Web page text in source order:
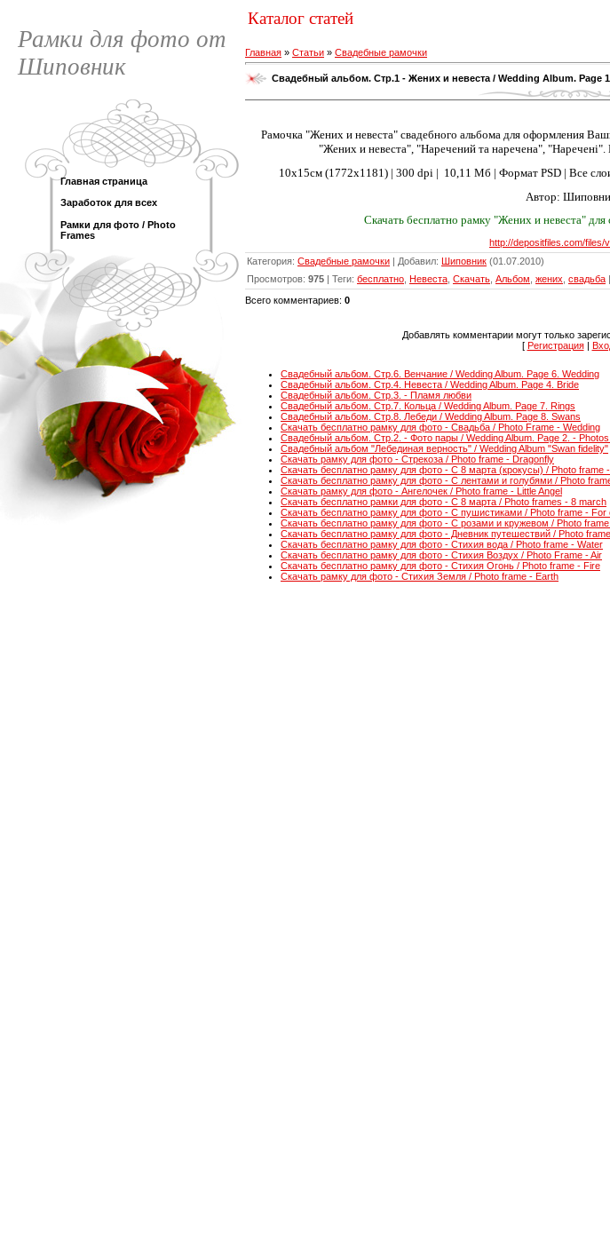
Рамки для фото от
Шиповник
Главная страница
Заработок для всех
Рамки для фото / Photo
Frames
Каталог статей
Главная » Статьи » Свадебные рамочки
Свадебный альбом. Стр.1 - Жених и невеста / Wedding Album. Page
Рамочка "Жених и невеста" свадебного альбома для оформления
"Жених и невеста", "Наречений та наречена",
10х15см (1772х1181) | 300 dpi | 10,11 Мб | Формат PSD | Все
Автор:
Скачать бесплатно рамку "Жених и невеста"
http://depositfiles.com/files/
Категория: Свадебные рамочки | Добавил: Шиповник (01.07.2010)
Просмотров: 975 | Теги: бесплатно Невеста Скачать Альбом жених свадьба |
Всего комментариев: 0
Добавлять комментарии могут только
[ Регистрация|
Свадебный альбом. Стр.6. Венчание / Wedding Album. Page 6. Wedding
Свадебный альбом. Стр.4. Невеста / Wedding Album. Page 4. Bride
Свадебный альбом. Стр.3. - Пламя любви
Свадебный альбом. Стр.7. Кольца / Wedding Album. Page 7. Rings
Свадебный альбом. Стр.8. Лебеди / Wedding Album. Page 8. Swans
Скачать бесплатно рамку для фото - Свадьба / Photo Frame - Wedding
Свадебный альбом. Стр.2. - Фото пары / Wedding Album. Page 2. -
Свадебный альбом "Лебединая верность" / Wedding Album "Swan fidelity"
Скачать рамку для фото - Стрекоза / Photo frame - Dragonfly
Скачать бесплатно рамку для фото - С 8 марта (крокусы) / Photo frame
Скачать бесплатно рамку для фото - С лентами и голубями / Photo
Скачать рамку для фото - Ангелочек / Photo frame - Little Angel
Скачать бесплатно рамки для фото - С 8 марта / Photo frames - 8 march
Скачать бесплатно рамку для фото - С пушистиками / Photo frame - For
Скачать бесплатно рамку для фото - С розами и кружевом / Photo
Скачать бесплатно рамку для фото - Дневник путешествий / Photo
Скачать бесплатно рамку для фото - Стихия вода / Photo frame - Water
Скачать бесплатно рамку для фото - Стихия Воздух / Photo Frame - Air
Скачать бесплатно рамку для фото - Стихия Огонь / Photo frame - Fire
Скачать рамку для фото - Стихия Земля / Photo frame - Earth